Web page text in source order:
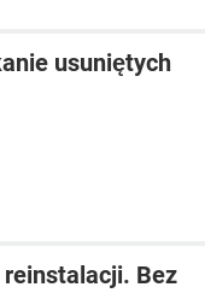
usuniętych
Bez